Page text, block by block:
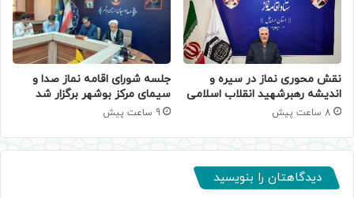
نقش محوری نماز در سیره و
اندیشه رهبرشهید انقلاب اسلامی
8 ساعت پیش
جلسه شورای اقامه نماز صدا و
سیمای مرکز بوشهر برگزار شد
9 ساعت پیش
دیدگاهتان را بنویسید